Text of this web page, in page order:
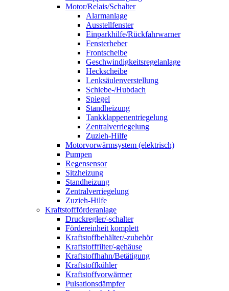
Motor/Relais/Schalter
Alarmanlage
Ausstellfenster
Einparkhilfe/Rückfahrwarner
Fensterheber
Frontscheibe
Geschwindigkeitsregelanlage
Heckscheibe
Lenksäulenverstellung
Schiebe-/Hubdach
Spiegel
Standheizung
Tankklappenentriegelung
Zentralverriegelung
Zuzieh-Hilfe
Motorvorwärmsystem (elektrisch)
Pumpen
Regensensor
Sitzheizung
Standheizung
Zentralverriegelung
Zuzieh-Hilfe
Kraftstoffförderanlage
Druckregler/-schalter
Fördereinheit komplett
Kraftstoffbehälter/-zubehör
Kraftstofffilter/-gehäuse
Kraftstoffhahn/Betätigung
Kraftstoffkühler
Kraftstoffvorwärmer
Pulsationsdämpfer